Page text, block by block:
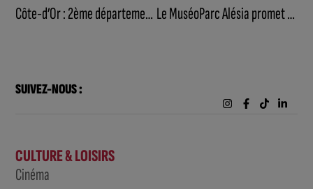
Côte-d’Or : 2ème département le plus gourmet Le MuséoParc Alésia promet une saison 2026 pleine de nouveautés
SUIVEZ-NOUS :
CULTURE & LOISIRS
Cinéma